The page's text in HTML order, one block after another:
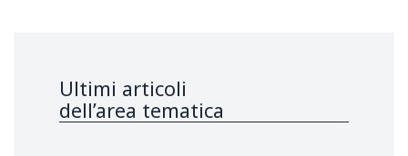
Ultimi articoli
dell’area tematica